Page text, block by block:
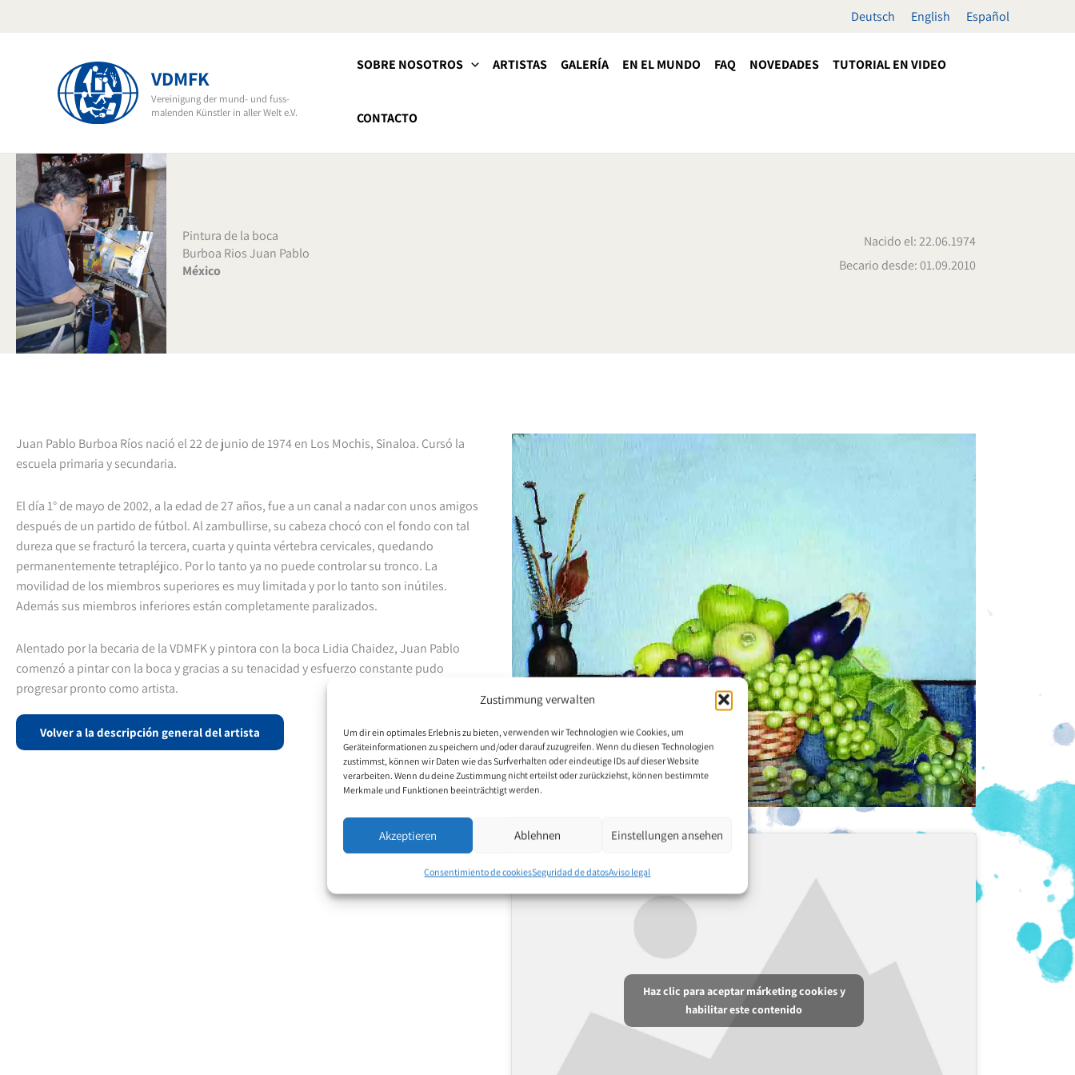
Zustimmung verwalten
Um dir ein optimales Erlebnis zu bieten, verwenden wir Technologien wie Cookies, um
Geräteinformationen zu speichern und/oder darauf zuzugreifen. Wenn du diesen Technologien
zustimmst, können wir Daten wie das Surfverhalten oder eindeutige IDs auf dieser Website
verarbeiten. Wenn du deine Zustimmung nicht erteilst oder zurückziehst, können bestimmte
Merkmale und Funktionen beeinträchtigt werden.
Akzeptieren Ablehnen Einstellungen ansehen
Consentimiento de cookiesSeguridad de datosAviso legal
Deutsch English Español
VDMFK
Vereinigung der mund- und fuss-
malenden Künstler in aller Welt e.V.
SOBRE NOSOTROS ARTISTAS GALERÍA EN EL MUNDO FAQ NOVEDADES TUTORIAL EN VIDEO
CONTACTO
Pintura de la boca
Burboa Rios Juan Pablo
México
Nacido el: 22.06.1974
Becario desde: 01.09.2010
Juan Pablo Burboa Ríos nació el 22 de junio de 1974 en Los Mochis, Sinaloa. Cursó la
escuela primaria y secundaria.
El día 1° de mayo de 2002, a la edad de 27 años, fue a un canal a nadar con unos amigos
después de un partido de fútbol. Al zambullirse, su cabeza chocó con el fondo con tal
dureza que se fracturó la tercera, cuarta y quinta vértebra cervicales, quedando
permanentemente tetrapléjico. Por lo tanto ya no puede controlar su tronco. La
movilidad de los miembros superiores es muy limitada y por lo tanto son inútiles.
Además sus miembros inferiores están completamente paralizados.
Alentado por la becaria de la VDMFK y pintora con la boca Lidia Chaidez, Juan Pablo
comenzó a pintar con la boca y gracias a su tenacidad y esfuerzo constante pudo
progresar pronto como artista.
Volver a la descripción general del artista
Haz clic para aceptar márketing cookies y
habilitar este contenido